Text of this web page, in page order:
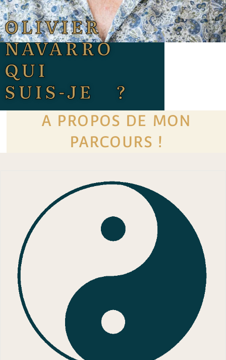
OLIVIER
NAVARRO
QUI
SUIS-JE ?
A PROPOS DE MON
PARCOURS !